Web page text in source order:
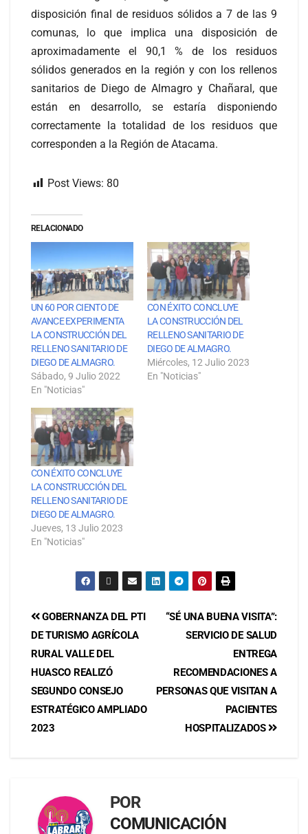
disposición final de residuos sólidos a 7 de las 9
comunas, lo que implica una disposición de
aproximadamente el 90,1 % de los residuos
sólidos generados en la región y con los rellenos
sanitarios de Diego de Almagro y Chañaral, que
están en desarrollo, se estaría disponiendo
correctamente la totalidad de los residuos que
corresponden a la Región de Atacama.
Post Views: 80
RELACIONADO
UN 60 POR CIENTO DE
AVANCE EXPERIMENTA
LA CONSTRUCCIÓN DEL
RELLENO SANITARIO DE
DIEGO DE ALMAGRO.
Sábado, 9 Julio 2022
En "Noticias"
CON ÉXITO CONCLUYE
LA CONSTRUCCIÓN DEL
RELLENO SANITARIO DE
DIEGO DE ALMAGRO.
Miércoles, 12 Julio 2023
En "Noticias"
CON ÉXITO CONCLUYE
LA CONSTRUCCIÓN DEL
RELLENO SANITARIO DE
DIEGO DE ALMAGRO.
Jueves, 13 Julio 2023
En "Noticias"
“SÉ UNA BUENA VISITA”:
SERVICIO DE SALUD
ENTREGA
RECOMENDACIONES A
PERSONAS QUE VISITAN A
PACIENTES
HOSPITALIZADOS
GOBERNANZA DEL PTI
DE TURISMO AGRÍCOLA
RURAL VALLE DEL
HUASCO REALIZÓ
SEGUNDO CONSEJO
ESTRATÉGICO AMPLIADO
2023
POR
COMUNICACIÓN